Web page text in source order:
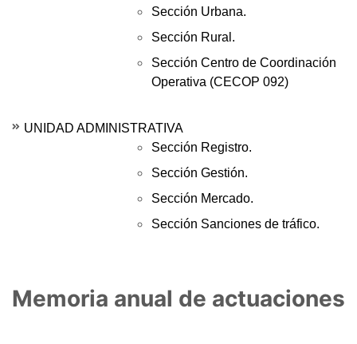
Sección Urbana.
Sección Rural.
Sección Centro de Coordinación
Operativa (CECOP 092)
UNIDAD ADMINISTRATIVA
Sección Registro.
Sección Gestión.
Sección Mercado.
Sección Sanciones de tráfico.
Memoria anual de actuaciones